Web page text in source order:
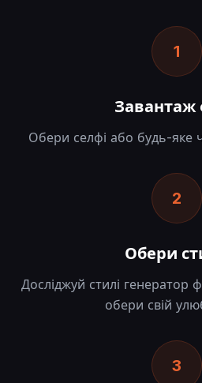
1
Завантаж
Обери селфі або будь-яке
2
Обери
Досліджуй стилі генератор
обери свій
3